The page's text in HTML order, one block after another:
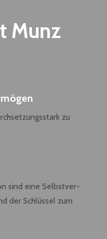
Munz
zu
sind eine Selbstver-
der Schlüssel zum